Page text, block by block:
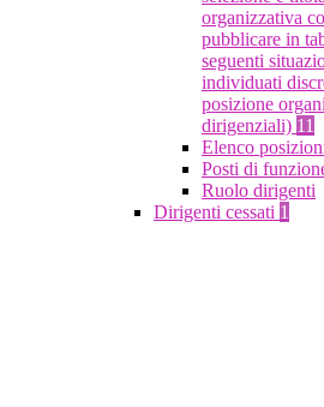
organizzativa
pubblicare in
seguenti
individuati
posizione
dirigenziali) 11
Elenco
Posti di
Ruolo dirigenti
Dirigenti cessati 1